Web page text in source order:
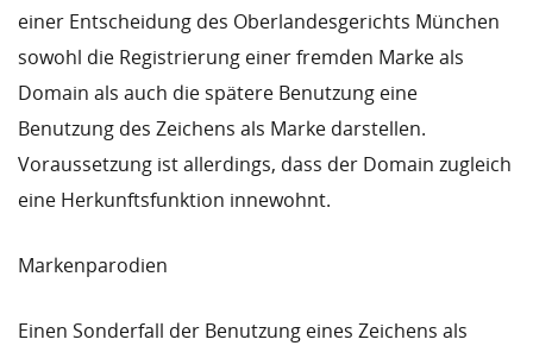
einer Entscheidung des Oberlandesgerichts München
sowohl die Registrierung einer fremden Marke als
Domain als auch die spätere Benutzung eine
Benutzung des Zeichens als Marke darstellen.
Voraussetzung ist allerdings, dass der Domain zugleich
eine Herkunftsfunktion innewohnt.
Markenparodien
Einen Sonderfall der Benutzung eines Zeichens als